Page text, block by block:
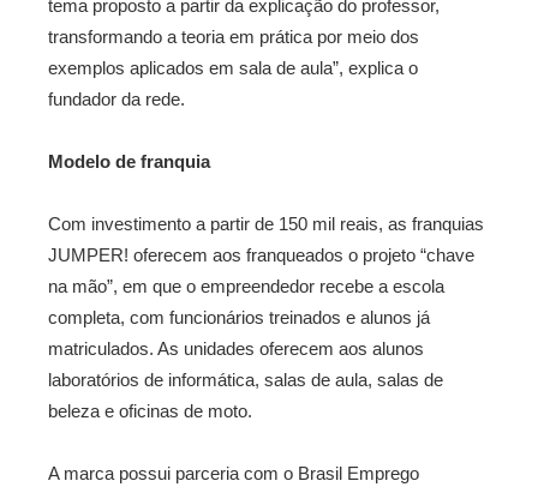
tema proposto a partir da explicação do professor,
transformando a teoria em prática por meio dos
exemplos aplicados em sala de aula”, explica o
fundador da rede.
Modelo de franquia
Com investimento a partir de 150 mil reais, as franquias
JUMPER! oferecem aos franqueados o projeto “chave
na mão”, em que o empreendedor recebe a escola
completa, com funcionários treinados e alunos já
matriculados. As unidades oferecem aos alunos
laboratórios de informática, salas de aula, salas de
beleza e oficinas de moto.
A marca possui parceria com o Brasil Emprego